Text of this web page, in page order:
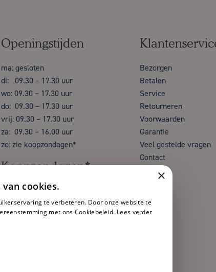
Openingstijden
ma: gesloten
di: 09.30 – 17.30 uur
wo: 09.30 – 17.30 uur
do: 09.30 – 17.30 uur
vrij: 09.30 – 17.30 uur
za: 09.30 – 16.00 uur
zo: zie koopzondagen*
Koopzondagen*
Bezorgen
Betalen
Service
Retourneren
Voorwaarden
Garantie
Veel gestelde vragen
Contact
×
cookies.
te verbeteren. Door onze website te
met ons Cookiebeleid. Lees verder